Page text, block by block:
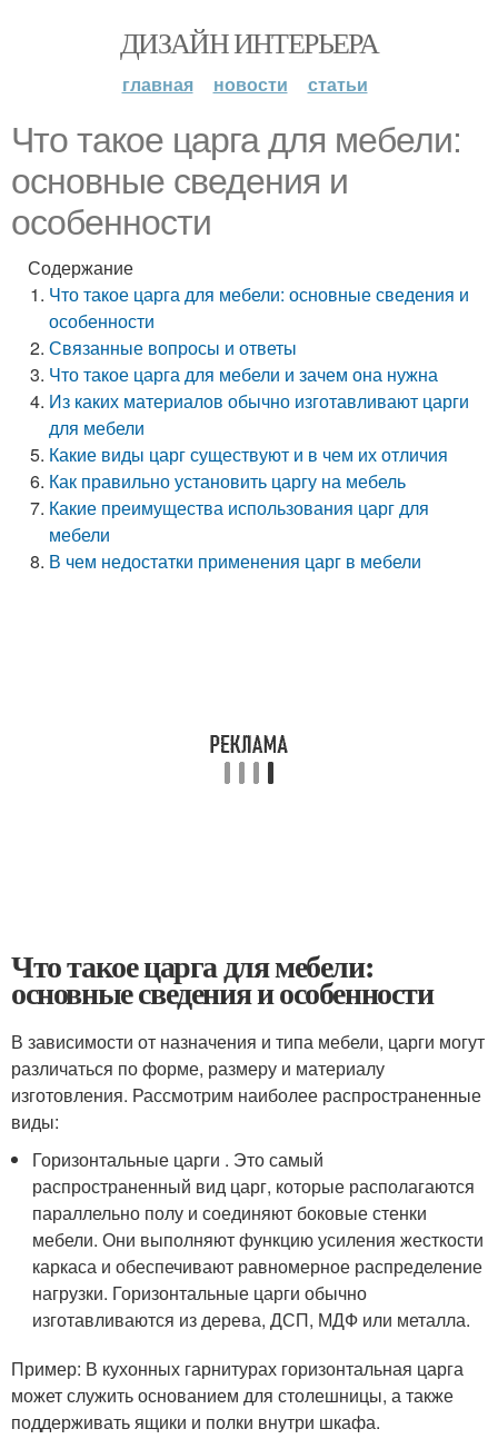
ДИЗАЙН ИНТЕРЬЕРА
главная новости статьи
Что такое царга для мебели:
основные сведения и
особенности
Содержание
Что такое царга для мебели: основные сведения и
особенности
Связанные вопросы и ответы
Что такое царга для мебели и зачем она нужна
Из каких материалов обычно изготавливают царги
для мебели
Какие виды царг существуют и в чем их отличия
Как правильно установить царгу на мебель
Какие преимущества использования царг для
мебели
В чем недостатки применения царг в мебели
Что такое царга для мебели:
основные сведения и особенности
В зависимости от назначения и типа мебели, царги могут
различаться по форме, размеру и материалу
изготовления. Рассмотрим наиболее распространенные
виды:
Горизонтальные царги . Это самый
распространенный вид царг, которые располагаются
параллельно полу и соединяют боковые стенки
мебели. Они выполняют функцию усиления жесткости
каркаса и обеспечивают равномерное распределение
нагрузки. Горизонтальные царги обычно
изготавливаются из дерева, ДСП, МДФ или металла.
Пример: В кухонных гарнитурах горизонтальная царга
может служить основанием для столешницы, а также
поддерживать ящики и полки внутри шкафа.